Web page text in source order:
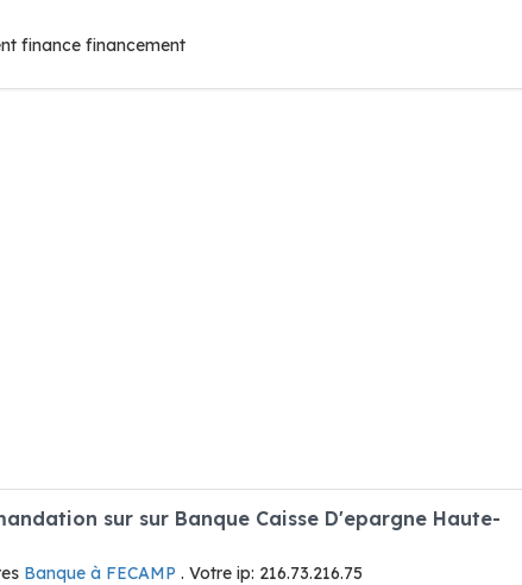
finance financement
sur sur Banque Caisse D'epargne Haute-
Banque à FECAMP . Votre ip: 216.73.216.75